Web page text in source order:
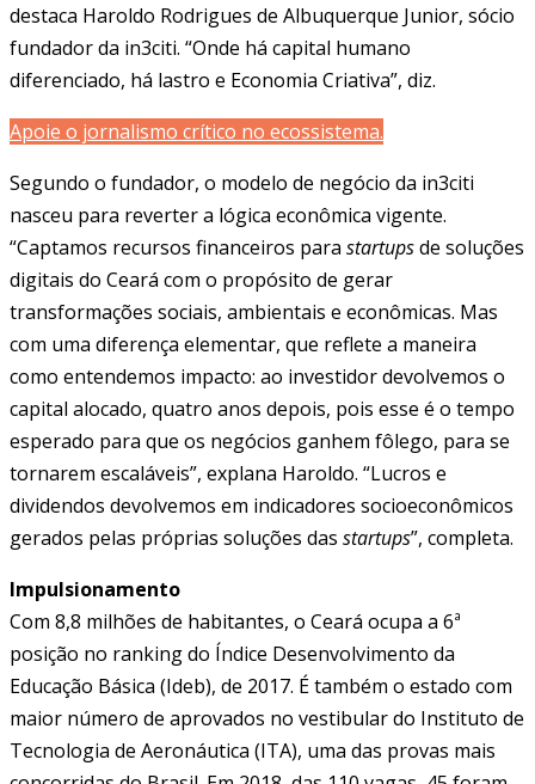
destaca Haroldo Rodrigues de Albuquerque Junior, sócio
fundador da in3citi. “Onde há capital humano
diferenciado, há lastro e Economia Criativa”, diz.
Apoie o jornalismo crítico no ecossistema.
Segundo o fundador, o modelo de negócio da in3citi
nasceu para reverter a lógica econômica vigente.
“Captamos recursos financeiros para startupsde soluções
digitais do Ceará com o propósito de gerar
transformações sociais, ambientais e econômicas. Mas
com uma diferença elementar, que reflete a maneira
como entendemos impacto: ao investidor devolvemos o
capital alocado, quatro anos depois, pois esse é o tempo
esperado para que os negócios ganhem fôlego, para se
tornarem escaláveis”, explana Haroldo. “Lucros e
dividendos devolvemos em indicadores socioeconômicos
gerados pelas próprias soluções das startups”, completa.
Impulsionamento
Com 8,8 milhões de habitantes, o Ceará ocupa a 6ª
posição no ranking do Índice Desenvolvimento da
Educação Básica (Ideb), de 2017. É também o estado com
maior número de aprovados no vestibular do Instituto de
Tecnologia de Aeronáutica (ITA), uma das provas mais